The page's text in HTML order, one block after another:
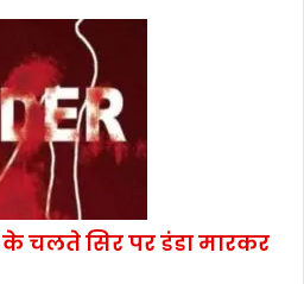
के चलते सिर पर डंडा मारकर